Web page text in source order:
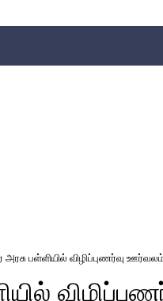
அரசு பள்ளியில் விழிப்புணர்வு